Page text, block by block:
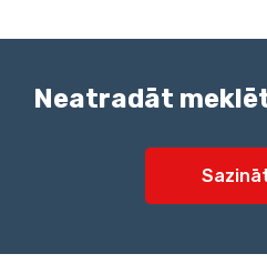
Neatradāt